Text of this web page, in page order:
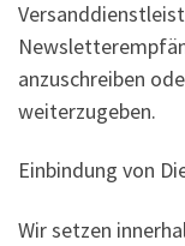
anzuschreiben
weiterzugeben.
Einbindung von
Wir setzen